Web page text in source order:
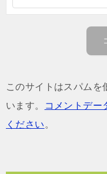
このサイトはスパムを
います。
コメントデー
ください 。